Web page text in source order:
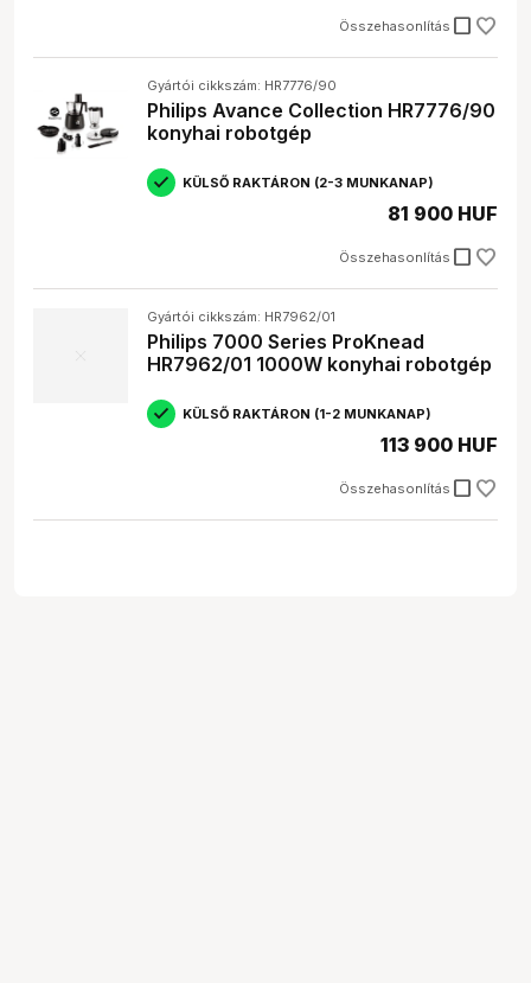
Összehasonlítás check_box_outline_blank
Gyártói cikkszám: HR7776/90
Philips Avance Collection HR7776/90
konyhai robotgép
KÜLSŐ RAKTÁRON (2-3 MUNKANAP)
Összehasonlítás check_box_outline_blank
81 900 HUF
Gyártói cikkszám: HR7962/01
Philips 7000 Series ProKnead
HR7962/01 1000W konyhai robotgép
KÜLSŐ RAKTÁRON (1-2 MUNKANAP)
Összehasonlítás check_box_outline_blank
113 900 HUF